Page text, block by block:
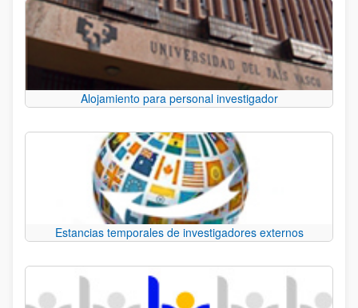
Alojamiento para personal investigador
Estancias temporales de investigadores externos